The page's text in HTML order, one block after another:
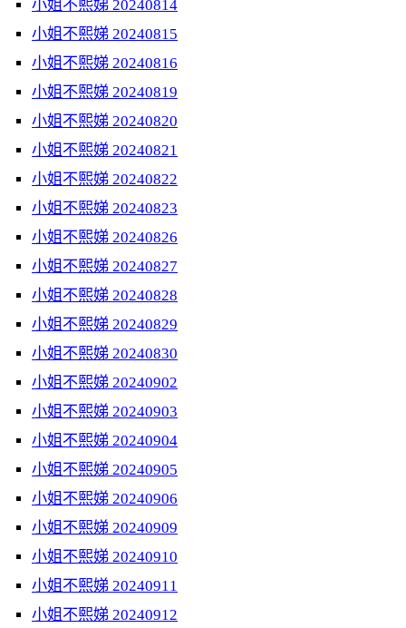
小姐不熙娣 20240814
小姐不熙娣 20240815
小姐不熙娣 20240816
小姐不熙娣 20240819
小姐不熙娣 20240820
小姐不熙娣 20240821
小姐不熙娣 20240822
小姐不熙娣 20240823
小姐不熙娣 20240826
小姐不熙娣 20240827
小姐不熙娣 20240828
小姐不熙娣 20240829
小姐不熙娣 20240830
小姐不熙娣 20240902
小姐不熙娣 20240903
小姐不熙娣 20240904
小姐不熙娣 20240905
小姐不熙娣 20240906
小姐不熙娣 20240909
小姐不熙娣 20240910
小姐不熙娣 20240911
小姐不熙娣 20240912